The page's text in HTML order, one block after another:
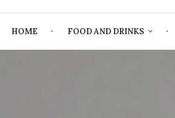
HOME FOOD AND DRINKS